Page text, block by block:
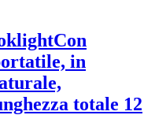
Con
in
totale 12